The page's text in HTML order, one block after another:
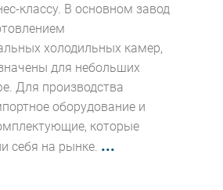
классу. В основном завод
холодильных камер,
для небольших
Для производства
оборудование и
которые
себя на рынке. ...